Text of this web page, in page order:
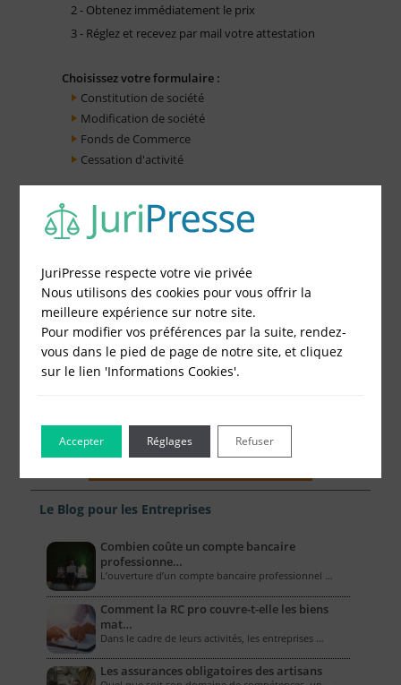
2 - Obtenez immédiatement le prix
3 - Réglez et recevez par mail votre attestation
Choisissez votre formulaire :
Constitution de société
Modification de société
Fonds de Commerce
Cessation d'activité
Le Blog pour les Entreprises
Combien coûte un compte bancaire
professionne…
L’ouverture d’un compte bancaire professionnel …
Comment la RC pro couvre-t-elle les biens
mat…
Dans le cadre de leurs activités, les entreprises …
Les assurances obligatoires des artisans
JuriPresse respecte votre vie privée
Nous utilisons des cookies pour vous offrir la
meilleure expérience sur notre site.
Pour modifier vos préférences par la suite, rendez-
vous dans le pied de page de notre site, et cliquez
sur le lien 'Informations Cookies'.
Accepter Refuser
Réglages